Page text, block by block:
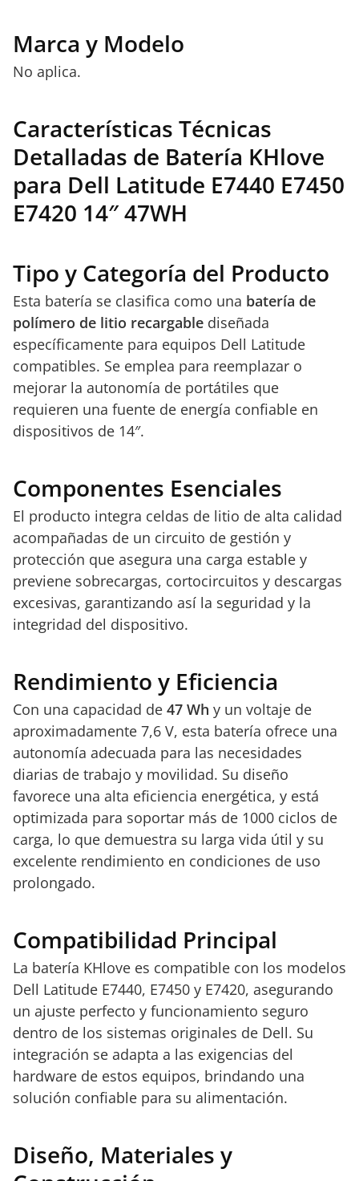
Marca y Modelo
No aplica.
Características Técnicas
Detalladas de Batería KHlove
para Dell Latitude E7440 E7450
E7420 14″ 47WH
Tipo y Categoría del Producto
Esta batería se clasifica como una batería de
polímero de litio recargable diseñada
específicamente para equipos Dell Latitude
compatibles. Se emplea para reemplazar o
mejorar la autonomía de portátiles que
requieren una fuente de energía confiable en
dispositivos de 14″.
Componentes Esenciales
El producto integra celdas de litio de alta calidad
acompañadas de un circuito de gestión y
protección que asegura una carga estable y
previene sobrecargas, cortocircuitos y descargas
excesivas, garantizando así la seguridad y la
integridad del dispositivo.
Rendimiento y Eficiencia
Con una capacidad de 47 Wh y un voltaje de
aproximadamente 7,6 V, esta batería ofrece una
autonomía adecuada para las necesidades
diarias de trabajo y movilidad. Su diseño
favorece una alta eficiencia energética, y está
optimizada para soportar más de 1000 ciclos de
carga, lo que demuestra su larga vida útil y su
excelente rendimiento en condiciones de uso
prolongado.
Compatibilidad Principal
La batería KHlove es compatible con los modelos
Dell Latitude E7440, E7450 y E7420, asegurando
un ajuste perfecto y funcionamiento seguro
dentro de los sistemas originales de Dell. Su
integración se adapta a las exigencias del
hardware de estos equipos, brindando una
solución confiable para su alimentación.
Diseño, Materiales y